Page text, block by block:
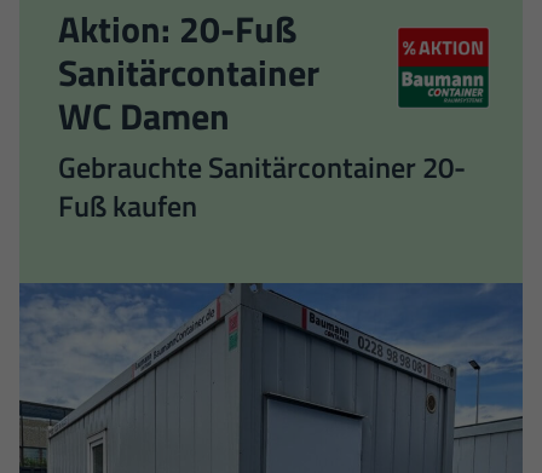
Aktion: 20-Fuß
Sanitärcontainer
WC Damen
Gebrauchte Sanitärcontainer 20-
Fuß kaufen